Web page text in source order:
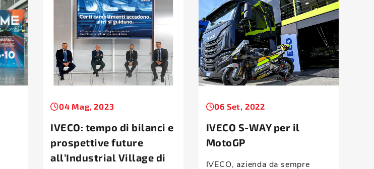
04 Mag, 2023
IVECO: tempo di bilanci e
prospettive future
all’Industrial Village di
06 Set, 2022
IVECO S-WAY per il
MotoGP
IVECO, azienda da sempre